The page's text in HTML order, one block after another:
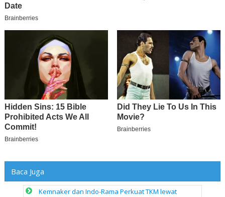
Baca Juga
Kemnaker dan Indo-Rama Perkuat TKM lewat